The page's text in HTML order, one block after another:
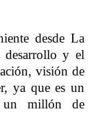
desde La
y el
visión de
ya que es un
un millón de